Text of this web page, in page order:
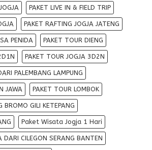
PAKET LIVE IN & FIELD TRIP
PAKET RAFTING JOGJA JATENG
PENIDA PAKET TOUR DIENG
PAKET TOUR JOGJA 3D2N
PALEMBANG LAMPUNG
JAWA PAKET TOUR LOMBOK
BROMO GILI KETEPANG
Paket Wisata Jogja 1 Hari
DARI CILEGON SERANG BANTEN